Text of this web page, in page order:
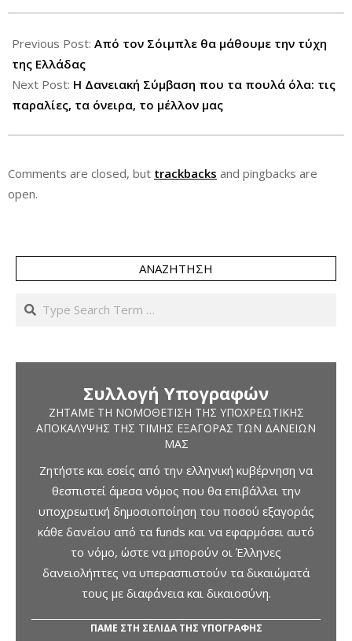
05-
13
Previous Post: Από τον Σόιμπλε θα μάθουμε την τύχη
της Ελλάδας
Next Post: Η Δανειακή Σύμβαση που τα πουλά όλα: τις
παραλίες, τα όνειρα, το μέλλον μας
Comments are closed, but trackbacks and pingbacks are
open.
ΑΝΑΖΉΤΗΣΗ
Search
Συλλογή Υπογραφών
ΖΗΤΆΜΕ ΤΗ ΝΟΜΟΘΈΤΙΣΗ ΤΗΣ ΥΠΟΧΡΕΩΤΙΚΉΣ
ΑΠΟΚΆΛΥΨΗΣ ΤΗΣ ΤΙΜΉΣ ΕΞΑΓΟΡΆΣ ΤΩΝ ΔΑΝΕΊΩΝ
ΜΑΣ
Ζητήστε και εσείς από την ελληνική κυβέρνηση να
θεσπιστεί άμεσα νόμος που θα επιβάλλει την
υποχρεωτική δημοσιοποίηση του ποσού εξαγοράς
κάθε δανείου από τα funds και να εφαρμόσει αυτό
το νόμο, ώστε να μπορούν οι Έλληνες
δανειολήπτες να υπερασπιστούν τα δικαιώματά
τους με διαφάνεια και δικαιοσύνη.
ΠΑΜΕ ΣΤΗ ΣΕΛΙΔΑ ΤΗΣ ΥΠΟΓΡΑΦΗΣ